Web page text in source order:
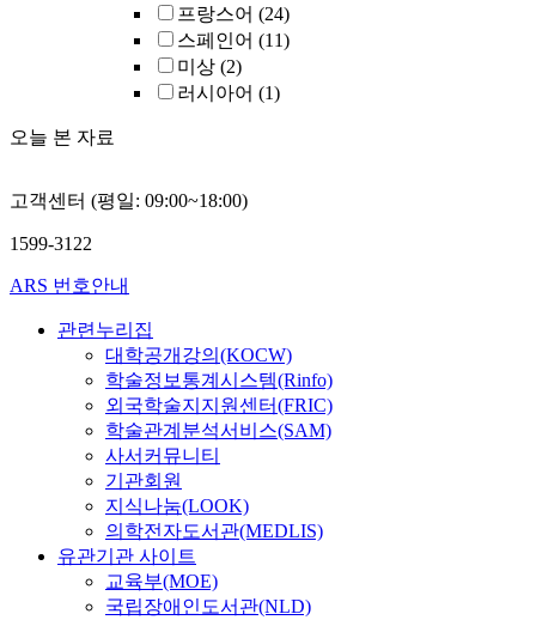
프랑스어 (24)
스페인어 (11)
미상 (2)
러시아어 (1)
오늘 본 자료
고객센터 (평일: 09:00~18:00)
1599-3122
ARS 번호안내
관련누리집
대학공개강의(KOCW)
학술정보통계시스템(Rinfo)
외국학술지지원센터(FRIC)
학술관계분석서비스(SAM)
사서커뮤니티
기관회원
지식나눔(LOOK)
의학전자도서관(MEDLIS)
유관기관 사이트
교육부(MOE)
국립장애인도서관(NLD)